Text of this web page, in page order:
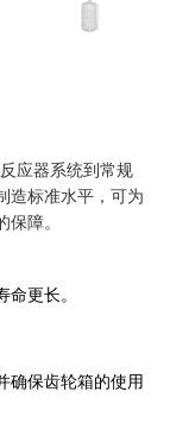
应器系统到常规
造标准水平，可为
障。
更长。
确保齿轮箱的使用